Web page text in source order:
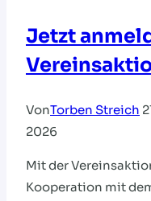
Jetzt
VonTorben Streich
2026
Mit der
Kooperation mit